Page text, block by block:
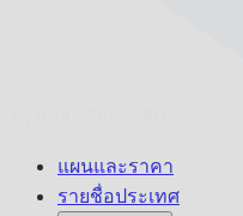
แผนและราคา
รายชื่อประเทศ